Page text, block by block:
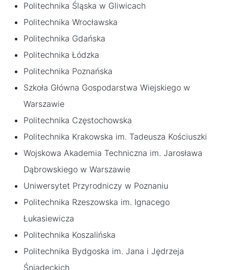
Politechnika Śląska w Gliwicach
Politechnika Wrocławska
Politechnika Gdańska
Politechnika Łódzka
Politechnika Poznańska
Szkoła Główna Gospodarstwa Wiejskiego w
Warszawie
Politechnika Częstochowska
Politechnika Krakowska im. Tadeusza Kościuszki
Wojskowa Akademia Techniczna im. Jarosława
Dąbrowskiego w Warszawie
Uniwersytet Przyrodniczy w Poznaniu
Politechnika Rzeszowska im. Ignacego
Łukasiewicza
Politechnika Koszalińska
Politechnika Bydgoska im. Jana i Jędrzeja
Śniadeckich